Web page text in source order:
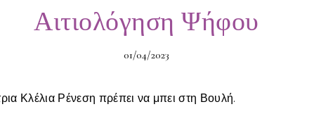
Αιτιολόγηση Ψήφου
01/04/2023
Κλέλια Ρένεση πρέπει να μπει στη Βουλή.